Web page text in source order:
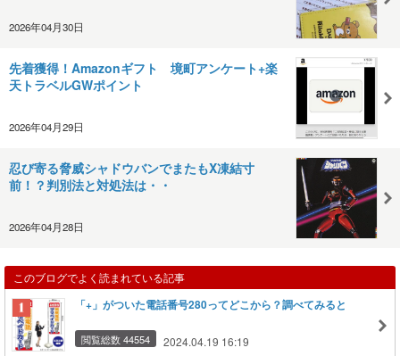
2026年04月30日
先着獲得！Amazonギフト 境町アンケート+楽
天トラベルGWポイント
2026年04月29日
忍び寄る脅威シャドウバンでまたもX凍結寸
前！？判別法と対処法は・・
2026年04月28日
このブログでよく読まれている記事
「+」がついた電話番号280ってどこから？調べてみると
閲覧総数 44554 2024.04.19 16:19